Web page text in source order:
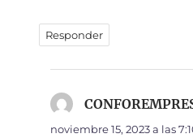
Responder
noviembre 15, 2023 a las